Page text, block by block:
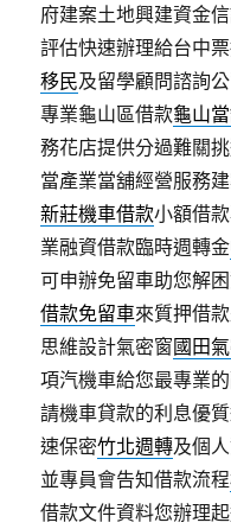
府建案土地興建資金
評估快速辦理給台中
移民及留學顧問諮詢
專業龜山區借款龜山
務花店提供分過難關
當產業當舖經營服務
新莊機車借款小額借
業融資借款臨時週轉金
可申辦免留車助您解
借款免留車來質押借
思維設計氣密窗國田
項汽機車給您最專業
請機車貸款的利息優
速保密竹北週轉及個
並專員會告知借款流程
借款文件資料您辦理